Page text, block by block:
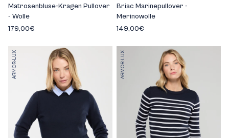
Matrosenbluse-Kragen Pullover
- Wolle
179,00€
Briac Marinepullover -
Merinowolle
149,00€
ARMOR-LUX ARMOR-LUX